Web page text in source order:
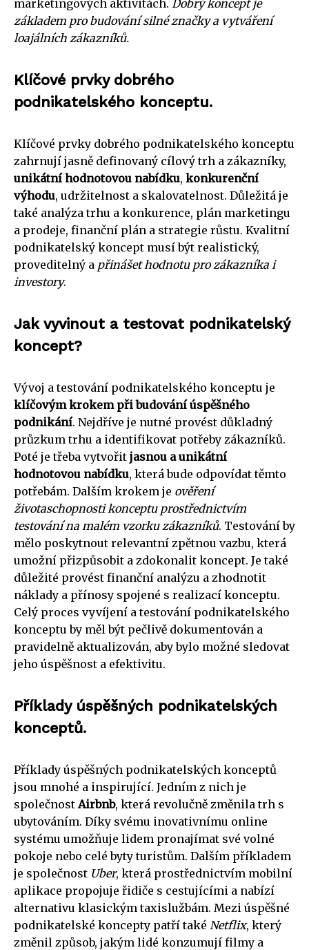
marketingových aktivitách. Dobrý koncept je
základem pro budování silné značky a vytváření
loajálních zákazníků.
Klíčové prvky dobrého
podnikatelského konceptu.
Klíčové prvky dobrého podnikatelského konceptu
zahrnují jasně definovaný cílový trh a zákazníky,
unikátní hodnotovou nabídku, konkurenční
výhodu, udržitelnost a skalovatelnost. Důležitá je
také analýza trhu a konkurence, plán marketingu
a prodeje, finanční plán a strategie růstu. Kvalitní
podnikatelský koncept musí být realistický,
proveditelný a přinášet hodnotu pro zákazníka i
investory.
Jak vyvinout a testovat podnikatelský
koncept?
Vývoj a testování podnikatelského konceptu je
klíčovým krokem při budování úspěšného
podnikání. Nejdříve je nutné provést důkladný
průzkum trhu a identifikovat potřeby zákazníků.
Poté je třeba vytvořit jasnou a unikátní
hodnotovou nabídku, která bude odpovídat těmto
potřebám. Dalším krokem je ověření
životaschopnosti konceptu prostřednictvím
testování na malém vzorku zákazníků. Testování by
mělo poskytnout relevantní zpětnou vazbu, která
umožní přizpůsobit a zdokonalit koncept. Je také
důležité provést finanční analýzu a zhodnotit
náklady a přínosy spojené s realizací konceptu.
Celý proces vyvíjení a testování podnikatelského
konceptu by měl být pečlivě dokumentován a
pravidelně aktualizován, aby bylo možné sledovat
jeho úspěšnost a efektivitu.
Příklady úspěšných podnikatelských
konceptů.
Příklady úspěšných podnikatelských konceptů
jsou mnohé a inspirující. Jedním z nich je
společnost Airbnb, která revolučně změnila trh s
ubytováním. Díky svému inovativnímu online
systému umožňuje lidem pronajímat své volné
pokoje nebo celé byty turistům. Dalším příkladem
je společnost Uber, která prostřednictvím mobilní
aplikace propojuje řidiče s cestujícími a nabízí
alternativu klasickým taxislužbám. Mezi úspěšné
podnikatelské koncepty patří také Netflix, který
změnil způsob, jakým lidé konzumují filmy a